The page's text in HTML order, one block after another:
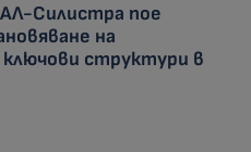
Силистра пое
на
структури в